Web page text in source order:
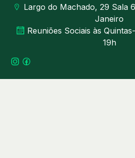
Largo do Machado, 29 Sala
Janeiro
Reuniões Sociais às
19h